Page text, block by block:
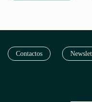
Contactos